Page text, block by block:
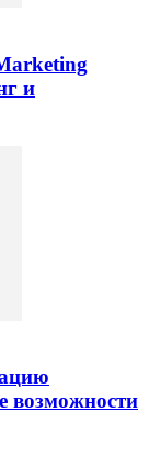
и
возможности